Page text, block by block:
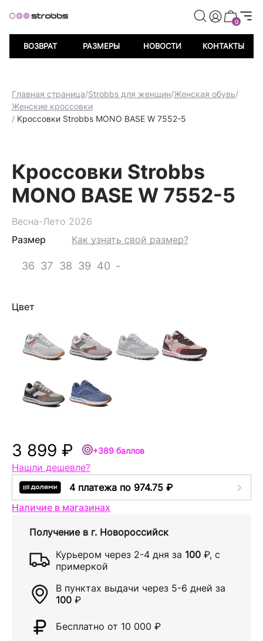
баллов при регистрации Дарим 500
0
ВОЗВРАТ РАЗМЕРЫ НОВОСТИ КОНТАКТЫ
Главная страница/Strobbs для женщин/Женская обувь/
Женские кроссовки
/ Кроссовки Strobbs MONO BASE W 7552-5
Кроссовки Strobbs
MONO BASE W 7552-5
Весна-Лето 2026
Размер
Как узнать свой размер?
36 37 38 39 40 -
Цвет
3 899 ₽ +389 баллов
Нашли дешевле?
4 платежа по 974.75 ₽
Наличие в магазинах
Получение в г. Новороссийск
Курьером через 2-4 дня за 100 ₽, с
примеркой
В пунктах выдачи через 5-6 дней за
100 ₽
Бесплатно от 10 000 ₽